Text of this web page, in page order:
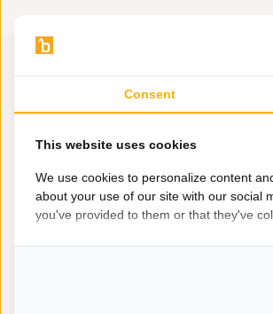
Hulp nodig?
Consent
This website uses cookies
We use cookies to personalize content
about your use of our site with our social
you've provided to them or that they've